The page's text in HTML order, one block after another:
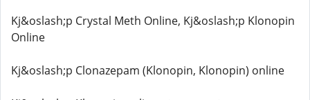
Kj&oslash;p Crystal Meth Online, Kj&oslash;p Klonopin
Online
Kj&oslash;p Clonazepam (Klonopin, Klonopin) online